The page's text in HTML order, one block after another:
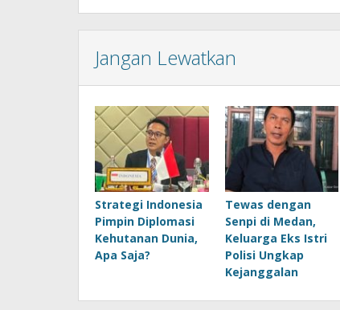
Jangan Lewatkan
Strategi Indonesia
Pimpin Diplomasi
Kehutanan Dunia,
Apa Saja?
Tewas dengan
Senpi di Medan,
Keluarga Eks Istri
Polisi Ungkap
Kejanggalan